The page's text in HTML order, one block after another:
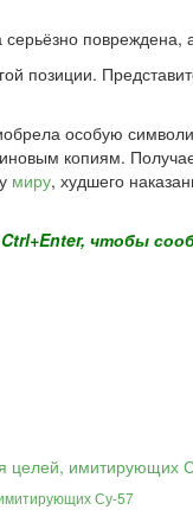
позиции.
особую
копиям.
миру, худшего
чтобы
Су-57